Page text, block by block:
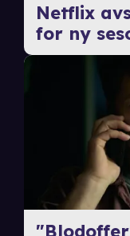
Netflix
for ny